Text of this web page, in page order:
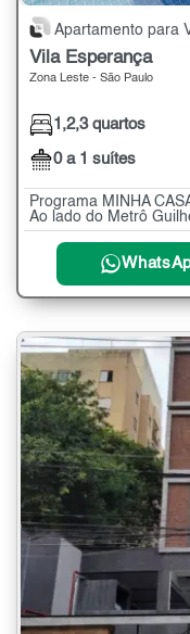
Apartamento para Venda
Vila Esperança
Zona Leste - São Paulo
1,2,3 quartos
0 a 1 suítes
Programa MINHA
Ao lado do Metrô